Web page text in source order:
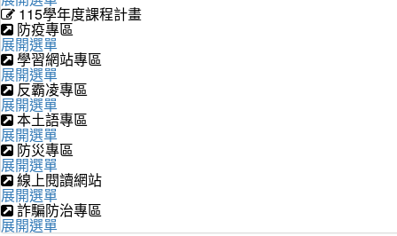
115學年度課程計畫
防疫專區
展開選單
學習網站專區
展開選單
反霸凌專區
展開選單
本土語專區
展開選單
防災專區
展開選單
線上閱讀網站
展開選單
詐騙防治專區
展開選單